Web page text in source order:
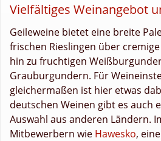
Vielfältiges Weinangebot
Geileweine bietet eine breite
frischen Rieslingen über
hin zu fruchtigen
Grauburgundern. Für
gleichermaßen ist hier etwas
deutschen Weinen gibt es auch
Auswahl aus anderen Ländern.
Mitbewerbern wie Hawesko,